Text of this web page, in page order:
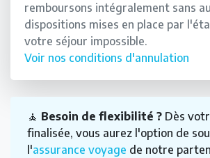
remboursons intégralement sans
dispositions mises en place par
votre séjour impossible.
Voir nos conditions d'annulation
🧘 Besoin de flexibilité ? Dès
finalisée, vous aurez l'option de
l'assurance voyage de notre